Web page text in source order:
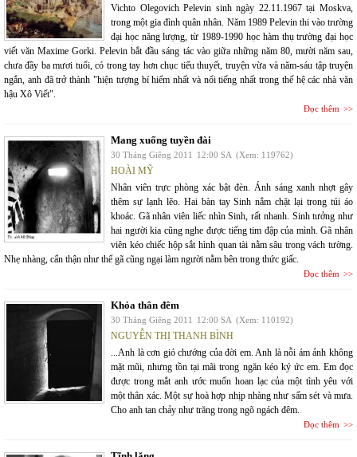
Vichto Olegovich Pelevin sinh ngày 22.11.1967 tại Moskva,
trong một gia đình quân nhân. Năm 1989 Pelevin thi vào trường
đại học năng lượng, từ 1989-1990 học hàm thụ trường đại học
viết văn Maxime Gorki. Pelevin bắt đầu sáng tác vào giữa những năm 80, mười năm sau,
chưa đầy ba mươi tuổi, có trong tay hơn chục tiểu thuyết, truyện vừa và năm-sáu tập truyện
ngắn, anh đã trở thành "hiện tượng bí hiểm nhất và nổi tiếng nhất trong thế hệ các nhà văn
hậu Xô Viết".
Đọc thêm
Mang xuống tuyền đài
30 Tháng Giêng 2011 12:00 SA (Xem: 119762)
HOÀI MỸ
Nhân viên trực phòng xác bật đèn. Ánh sáng xanh nhợt gây
thêm sự lạnh lẽo. Hai bàn tay Sinh nắm chặt lại trong túi áo
khoác. Gã nhân viên liếc nhìn Sinh, rất nhanh. Sinh tưởng như
hai người kia cũng nghe được tiếng tim đập của mình. Gã nhân
viên kéo chiếc hộp sắt hình quan tài nằm sâu trong vách tường.
Nhẹ nhàng, cẩn thận như thể gã cũng ngại làm người nằm bên trong thức giấc.
Đọc thêm
Khỏa thân đêm
30 Tháng Giêng 2011 12:00 SA (Xem: 110192)
NGUYỄN THỊ THANH BÌNH
...Anh là cơn gió chướng của đời em. Anh là nỗi ám ảnh không
mặt mũi, nhưng tồn tại mãi trong ngăn kéo ký ức em. Em đọc
được trong mắt anh ước muốn hoan lạc của một tình yêu với
một thân xác. Một sự hoà hợp nhịp nhàng như sấm sét và mưa.
Cho anh tan chảy như trăng trong ngõ ngách đêm.
Đọc thêm